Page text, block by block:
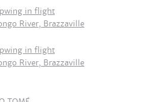
in flight
River, Brazzaville
in flight
River, Brazzaville